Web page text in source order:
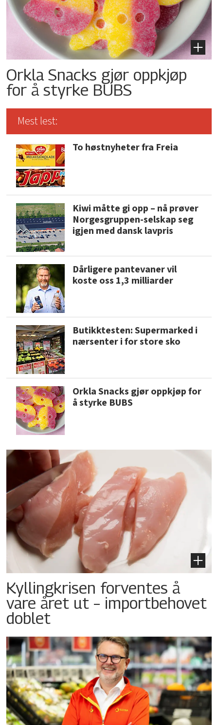
Orkla Snacks gjør oppkjøp
for å styrke BUBS
Mest lest:
To høstnyheter fra Freia
Kiwi måtte gi opp – nå prøver
Norgesgruppen-selskap seg
igjen med dansk lavpris
Dårligere pantevaner vil
koste oss 1,3 milliarder
Butikktesten: Supermarked i
nærsenter i for store sko
Orkla Snacks gjør oppkjøp for
å styrke BUBS
Kyllingkrisen forventes å
vare året ut – importbehovet
doblet